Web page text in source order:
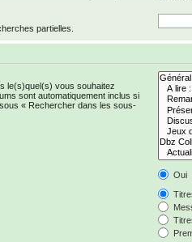
partielles.
le(s)quel(s) vous souhaitez
sont automatiquement inclus si
« Rechercher dans les sous-
Oui